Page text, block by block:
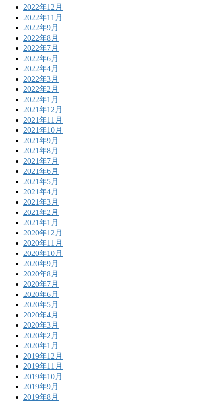
2022年12月
2022年11月
2022年9月
2022年8月
2022年7月
2022年6月
2022年4月
2022年3月
2022年2月
2022年1月
2021年12月
2021年11月
2021年10月
2021年9月
2021年8月
2021年7月
2021年6月
2021年5月
2021年4月
2021年3月
2021年2月
2021年1月
2020年12月
2020年11月
2020年10月
2020年9月
2020年8月
2020年7月
2020年6月
2020年5月
2020年4月
2020年3月
2020年2月
2020年1月
2019年12月
2019年11月
2019年10月
2019年9月
2019年8月